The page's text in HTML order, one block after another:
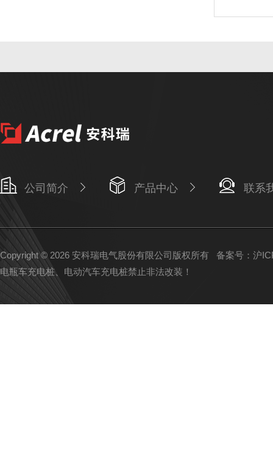
公司简介 产品中心 联系
Copyright © 2026 安科瑞电气股份有限公司版权所有 备案号：沪
电瓶车充电桩、电动汽车充电桩禁止非法改装！